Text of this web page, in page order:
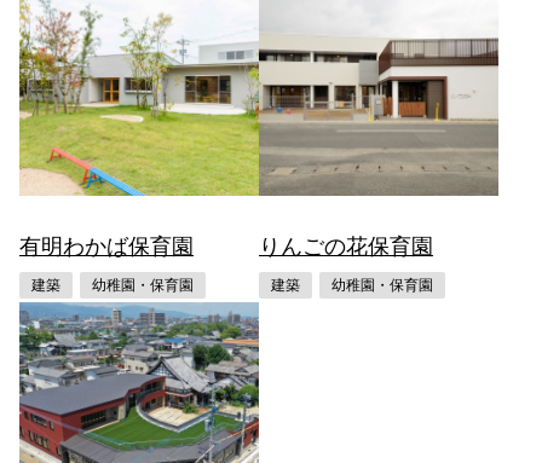
有明わかば保育園
建築 幼稚園・保育園
りんごの花保育園
建築 幼稚園・保育園